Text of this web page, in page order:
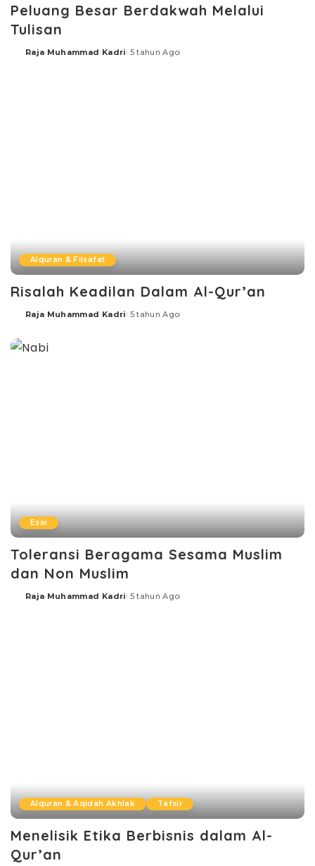
Peluang Besar Berdakwah Melalui
Tulisan
Posted
Raja Muhammad Kadri 5 tahun Ago
Alquran & Filsafat
Risalah Keadilan Dalam Al-Qur’an
Posted
Raja Muhammad Kadri 5 tahun Ago
Esai
Toleransi Beragama Sesama Muslim
dan Non Muslim
Posted
Raja Muhammad Kadri 5 tahun Ago
Alquran & Aqidah Akhlak Tafsir
Menelisik Etika Berbisnis dalam Al-
Qur’an